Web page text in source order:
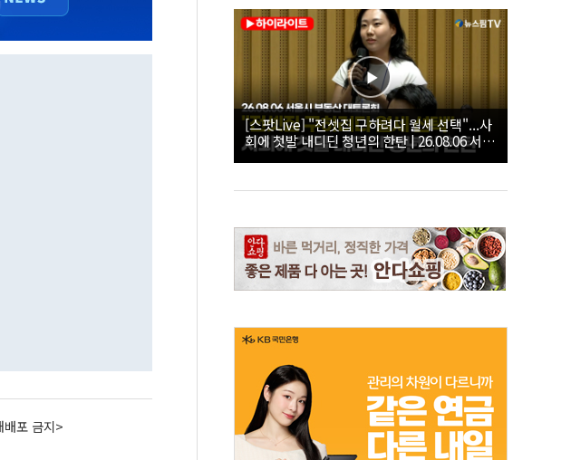
포 금지>
[스팟Live] "전셋집 구하려다 월세 선택"...사
회에 첫발 내디딘 청년의 한탄 | 26.08.06 서울
시 부동산 대토론회